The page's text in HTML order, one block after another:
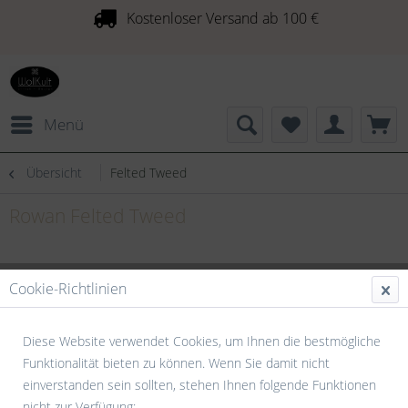
Kostenloser Versand ab 100 €
Menü
Übersicht Felted Tweed
Cookie-Richtlinien
Diese Website verwendet Cookies, um Ihnen die bestmögliche
Funktionalität bieten zu können. Wenn Sie damit nicht
einverstanden sein sollten, stehen Ihnen folgende Funktionen